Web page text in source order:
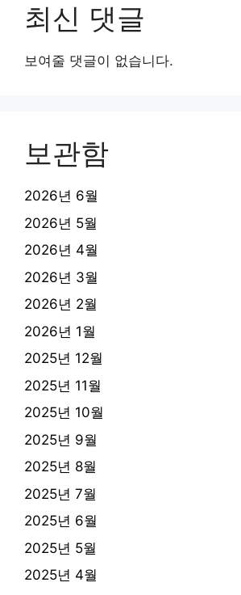
최신 댓글
보여줄 댓글이 없습니다.
보관함
2026년 6월
2026년 5월
2026년 4월
2026년 3월
2026년 2월
2026년 1월
2025년 12월
2025년 11월
2025년 10월
2025년 9월
2025년 8월
2025년 7월
2025년 6월
2025년 5월
2025년 4월